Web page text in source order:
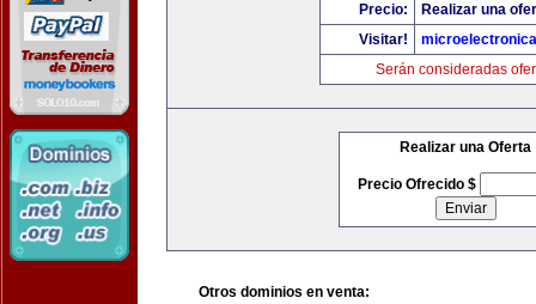
Precio:
Realizar una
Visitar!
Serán consideradas
Realizar una Oferta
Precio Ofrecido $
Otros dominios en venta: